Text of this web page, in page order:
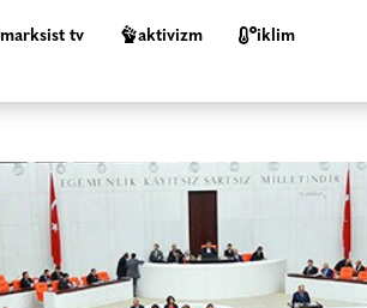
marksist tv aktivizm i̇klim